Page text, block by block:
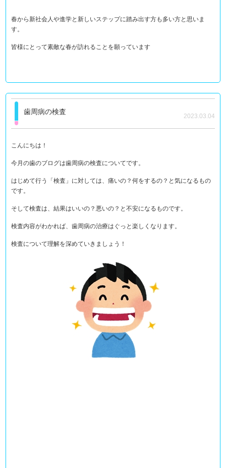
春から新社会人や進学と新しいステップに踏み出す方も多い方と思いま
す。
皆様にとって素敵な春が訪れることを願っています
歯周病の検査
2023.03.04
こんにちは！
今月の歯のブログは歯周病の検査についてです。
はじめて行う「検査」に対しては、痛いの？何をするの？と気になるもの
です。
そして検査は、結果はいいの？悪いの？と不安になるものです。
検査内容がわかれば、歯周病の治療はぐっと楽しくなります。
検査について理解を深めていきましょう！